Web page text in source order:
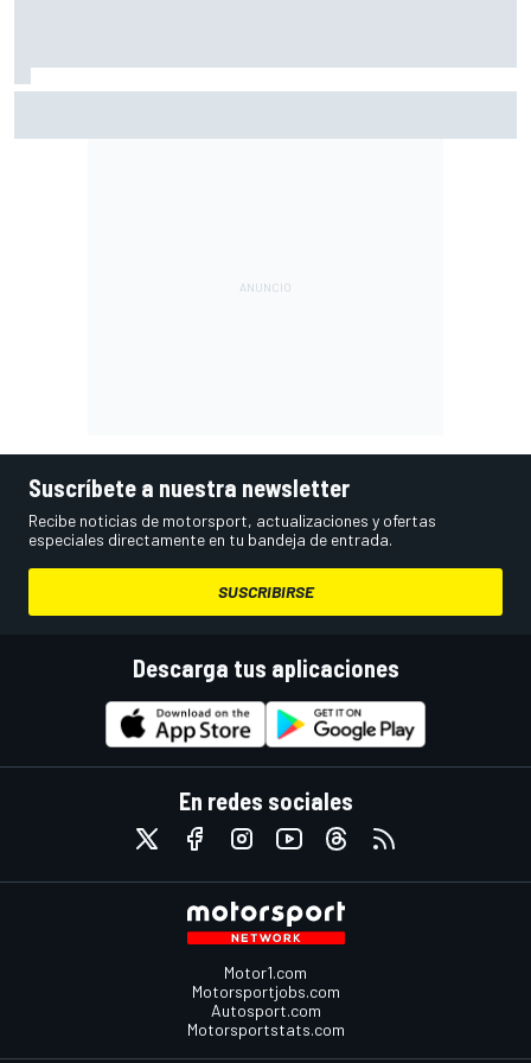
Suscríbete a nuestra newsletter
Recibe noticias de motorsport, actualizaciones y ofertas
especiales directamente en tu bandeja de entrada.
SUSCRIBIRSE
Descarga tus aplicaciones
En redes sociales
Motor1.com
Motorsportjobs.com
Autosport.com
Motorsportstats.com